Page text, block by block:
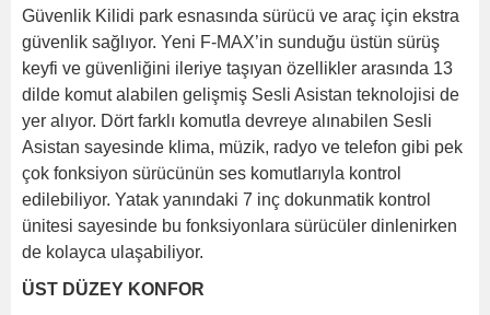
Güvenlik Kilidi park esnasında sürücü ve araç için ekstra
güvenlik sağlıyor. Yeni F-MAX’in sunduğu üstün sürüş
keyfi ve güvenliğini ileriye taşıyan özellikler arasında 13
dilde komut alabilen gelişmiş Sesli Asistan teknolojisi de
yer alıyor. Dört farklı komutla devreye alınabilen Sesli
Asistan sayesinde klima, müzik, radyo ve telefon gibi pek
çok fonksiyon sürücünün ses komutlarıyla kontrol
edilebiliyor. Yatak yanındaki 7 inç dokunmatik kontrol
ünitesi sayesinde bu fonksiyonlara sürücüler dinlenirken
de kolayca ulaşabiliyor.
ÜST DÜZEY KONFOR